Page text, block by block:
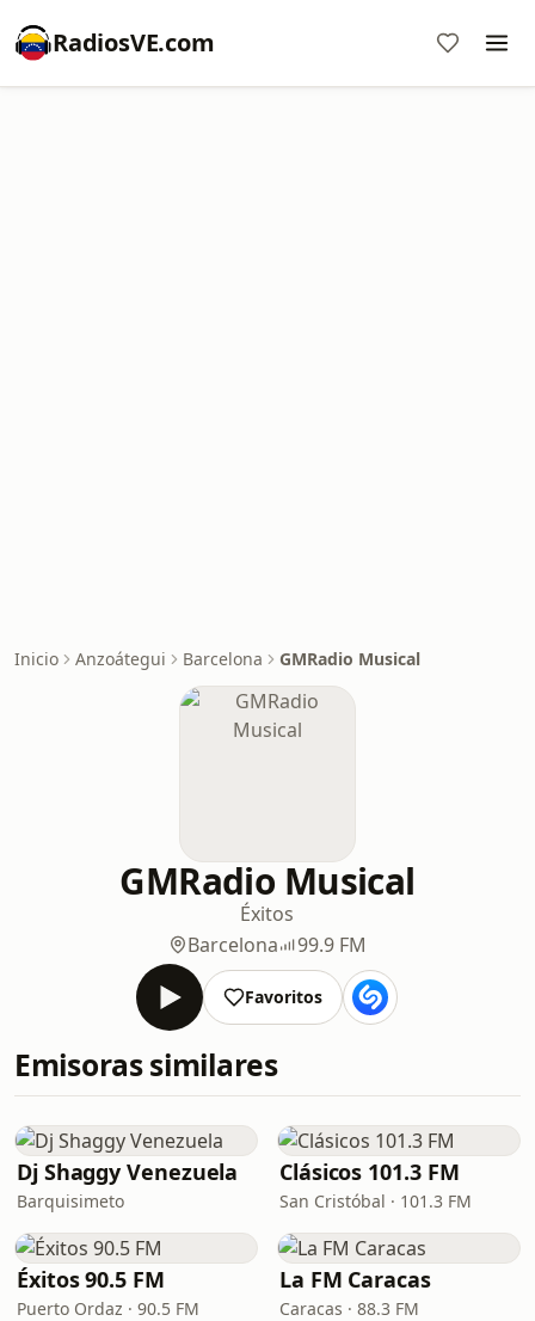
RadiosVE.com
Inicio Anzoátegui Barcelona GMRadio Musical
GMRadio Musical
Éxitos
Barcelona
99.9 FM
Favoritos
Emisoras similares
Dj Shaggy Venezuela
Barquisimeto
Clásicos 101.3 FM
San Cristóbal · 101.3 FM
Éxitos 90.5 FM
Puerto Ordaz · 90.5 FM
La FM Caracas
Caracas · 88.3 FM